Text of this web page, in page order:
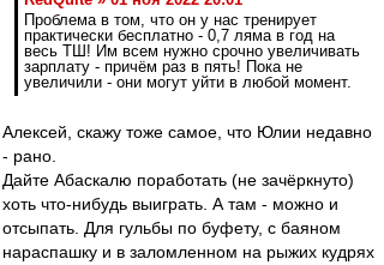
Проблема в том, что он у нас тренирует
практически бесплатно - 0,7 ляма в год на
весь ТШ! Им всем нужно срочно увеличивать
зарплату - причём раз в пять! Пока не
увеличили - они могут уйти в любой момент.
Алексей, скажу тоже самое, что Юлии недавно
- рано.
Дайте Абаскалю поработать (не зачёркнуто)
хоть что-нибудь выиграть. А там - можно и
отсыпать. Для гульбы по буфету, с баяном
нараспашку и в заломленном на рыжих кудрях